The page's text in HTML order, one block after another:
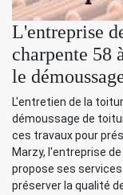
L'entreprise
charpente 58
le
L'entretien de la
démoussage de
ces travaux pour
Marzy, l'entreprise
propose ses
préserver la qualité